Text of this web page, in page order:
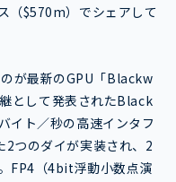
（$570m）でシェアして
が最新のGPU「Blackw
として発表されたBlack
イト／秒の高速インタフ
2つのダイが実装され、2
FP4（4bit浮動小数点演